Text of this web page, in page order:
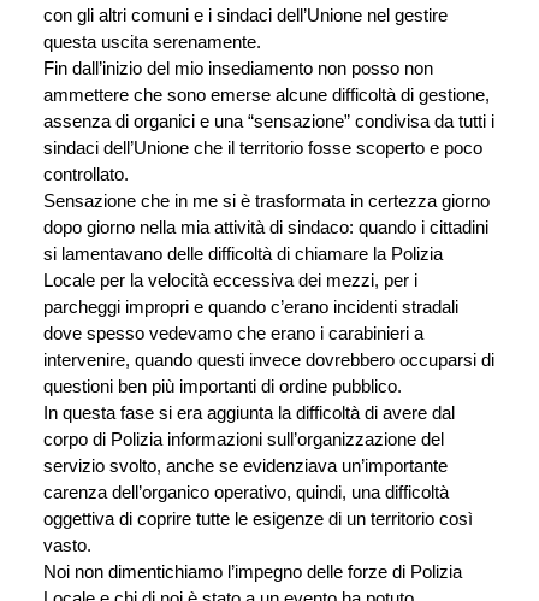
con gli altri comuni e i sindaci dell’Unione nel gestire
questa uscita serenamente.
Fin dall’inizio del mio insediamento non posso non
ammettere che sono emerse alcune difficoltà di gestione,
assenza di organici e una “sensazione” condivisa da tutti i
sindaci dell’Unione che il territorio fosse scoperto e poco
controllato.
Sensazione che in me si è trasformata in certezza giorno
dopo giorno nella mia attività di sindaco: quando i cittadini
si lamentavano delle difficoltà di chiamare la Polizia
Locale per la velocità eccessiva dei mezzi, per i
parcheggi impropri e quando c’erano incidenti stradali
dove spesso vedevamo che erano i carabinieri a
intervenire, quando questi invece dovrebbero occuparsi di
questioni ben più importanti di ordine pubblico.
In questa fase si era aggiunta la difficoltà di avere dal
corpo di Polizia informazioni sull’organizzazione del
servizio svolto, anche se evidenziava un’importante
carenza dell’organico operativo, quindi, una difficoltà
oggettiva di coprire tutte le esigenze di un territorio così
vasto.
Noi non dimentichiamo l’impegno delle forze di Polizia